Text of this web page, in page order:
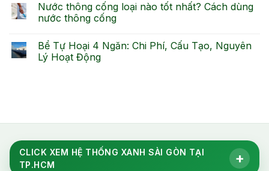
Nước thông cống loại nào tốt nhất? Cách dùng
nước thông cống
Bể Tự Hoại 4 Ngăn: Chi Phí, Cấu Tạo, Nguyên
Lý Hoạt Động
CLICK XEM HỆ THỐNG XANH SÀI GÒN TẠI
TP.HCM
+